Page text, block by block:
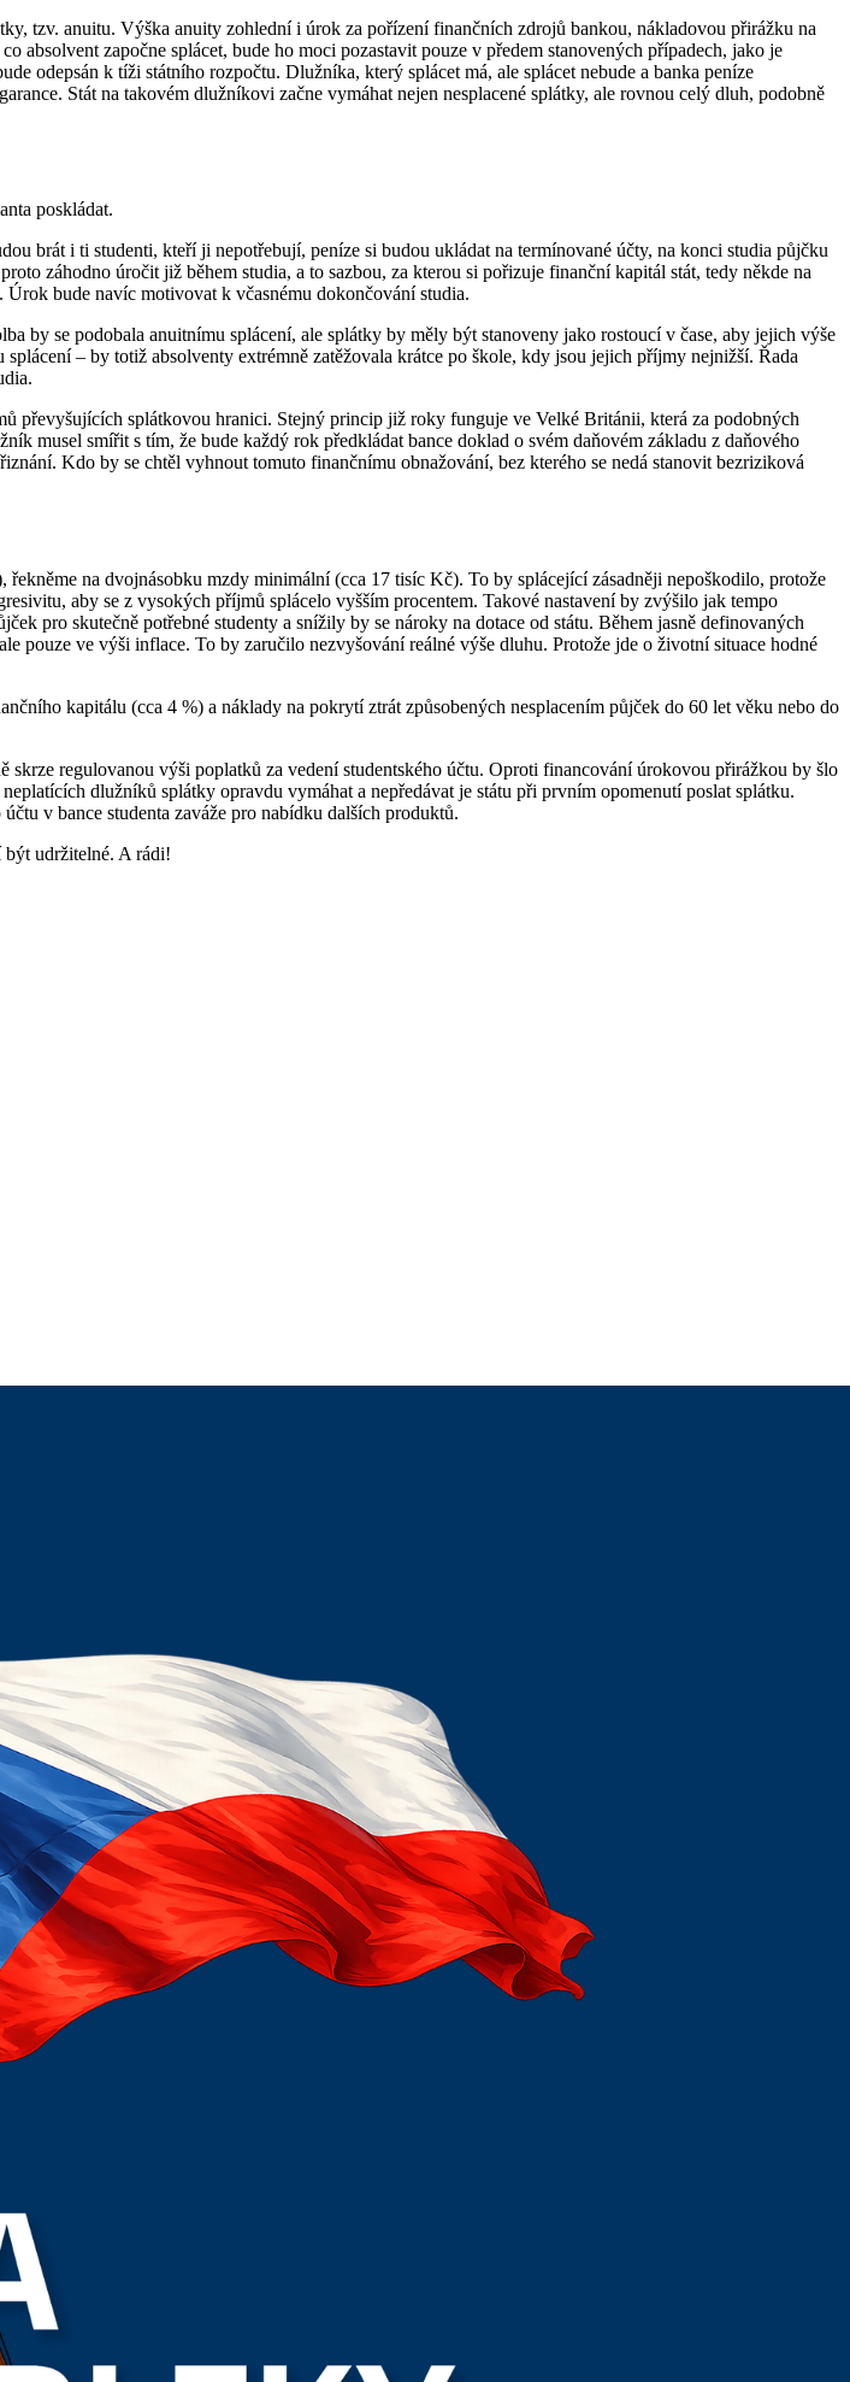
tzv. anuitu. Výška anuity zohlední i úrok za pořízení finančních zdrojů bankou, nákladovou přirážku na
započne splácet, bude ho moci pozastavit pouze v předem stanovených případech, jako je
odepsán k tíži státního rozpočtu. Dlužníka, který splácet má, ale splácet nebude a banka peníze
Stát na takovém dlužníkovi začne vymáhat nejen nesplacené splátky, ale rovnou celý dluh, podobně
poskládat.
brát i ti studenti, kteří ji nepotřebují, peníze si budou ukládat na termínované účty, na konci studia půjčku
záhodno úročit již během studia, a to sazbou, za kterou si pořizuje finanční kapitál stát, tedy někde na
bude navíc motivovat k včasnému dokončování studia.
by se podobala anuitnímu splácení, ale splátky by měly být stanoveny jako rostoucí v čase, aby jejich výše
– by totiž absolventy extrémně zatěžovala krátce po škole, kdy jsou jejich příjmy nejnižší. Řada
převyšujících splátkovou hranici. Stejný princip již roky funguje ve Velké Británii, která za podobných
musel smířit s tím, že bude každý rok předkládat bance doklad o svém daňovém základu z daňového
Kdo by se chtěl vyhnout tomuto finančnímu obnažování, bez kterého se nedá stanovit bezriziková
na dvojnásobku mzdy minimální (cca 17 tisíc Kč). To by splácející zásadněji nepoškodilo, protože
aby se z vysokých příjmů splácelo vyšším procentem. Takové nastavení by zvýšilo jak tempo
pro skutečně potřebné studenty a snížily by se nároky na dotace od státu. Během jasně definovaných
pouze ve výši inflace. To by zaručilo nezvyšování reálné výše dluhu. Protože jde o životní situace hodné
kapitálu (cca 4 %) a náklady na pokrytí ztrát způsobených nesplacením půjček do 60 let věku nebo do
regulovanou výši poplatků za vedení studentského účtu. Oproti financování úrokovou přirážkou by šlo
dlužníků splátky opravdu vymáhat a nepředávat je státu při prvním opomenutí poslat splátku.
v bance studenta zaváže pro nabídku dalších produktů.
udržitelné. A rádi!